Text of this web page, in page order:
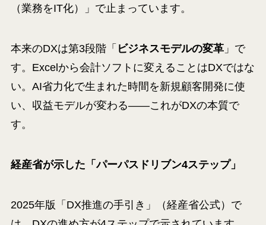
（業務をIT化）」で止まっています。
本来のDXは第3段階「 ビジネスモデルの変革」で
す。Excelから会計ソフトに変えることはDXではな
い。AI省力化で生まれた時間を新規顧客開発に使
い、収益モデルが変わる——これがDXの本質で
す。
経産省が示した「パーパスドリブン4ステップ」
2025年版「DX推進の手引き」（経産省公式）で